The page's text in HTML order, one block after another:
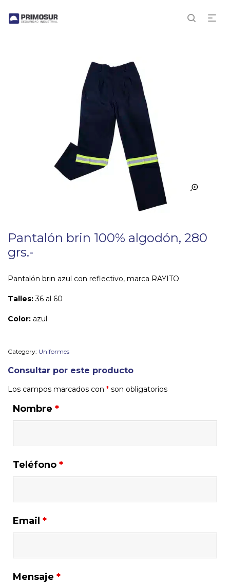
Pantalón brin 100% algodón, 280
grs.-
Pantalón brin azul con reflectivo, marca RAYITO
Talles:36 al 60
Color: azul
Category: Uniformes
Consultar por este producto
Los campos marcados con * son obligatorios
Nombre *
Teléfono *
Email *
Mensaje *